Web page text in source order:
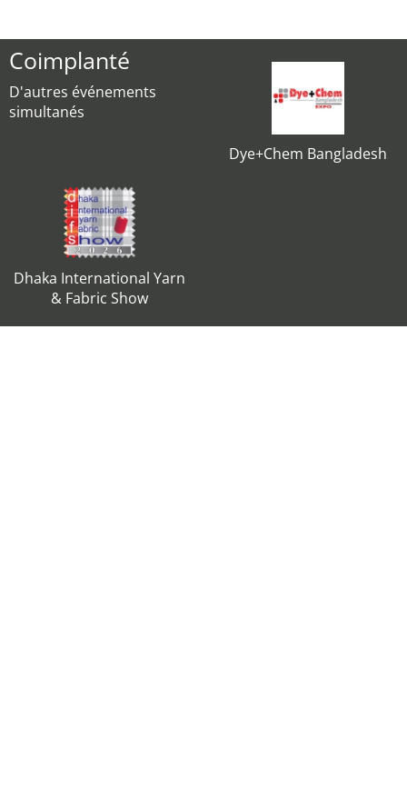
Coimplanté
D'autres événements
simultanés
Dye+Chem Bangladesh
Dhaka International Yarn
& Fabric Show